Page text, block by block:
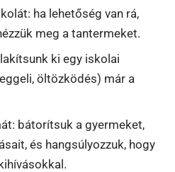
ha lehetőség van rá,
meg a tantermeket.
ki egy iskolai
öltözködés) már a
bátorítsuk a gyermeket,
és hangsúlyozzuk, hogy